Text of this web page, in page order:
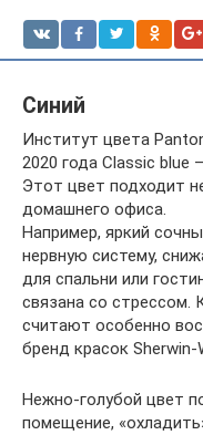
Синий
Институт цвета
2020 года Classic blue
Этот цвет подходит
домашнего офиса.
Например, яркий
нервную систему,
для спальни или
связана со стрессом.
считают особенно
бренд красок Sherwin-
Нежно-голубой цвет
помещение,